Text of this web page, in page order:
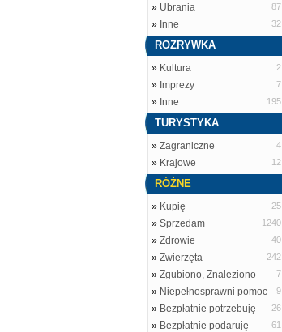
» Ubrania 87
» Inne 32
ROZRYWKA
» Kultura 2
» Imprezy 7
» Inne 195
TURYSTYKA
» Zagraniczne 4
» Krajowe 12
RÓŻNE
» Kupię 25
» Sprzedam 1240
» Zdrowie 40
» Zwierzęta 242
» Zgubiono, Znaleziono 7
» Niepełnosprawni pomoc 9
» Bezpłatnie potrzebuję 26
» Bezpłatnie podaruję 61